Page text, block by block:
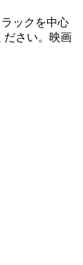
ックを中心
ださい。映画